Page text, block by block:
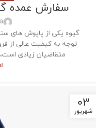
سفارش عمده
گیوه یکی از پاپوش های
توجه به کیفیت عالی از
متقاضیان زیادی
03
شهریور